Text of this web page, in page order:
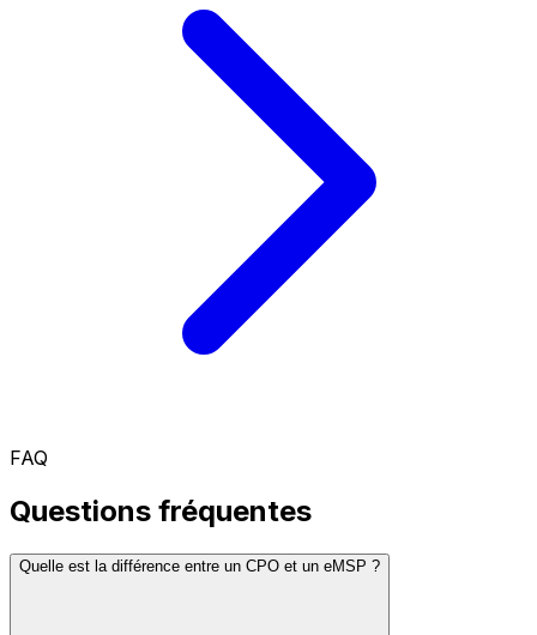
FAQ
Questions fréquentes
Quelle est la différence entre un CPO et un eMSP ?